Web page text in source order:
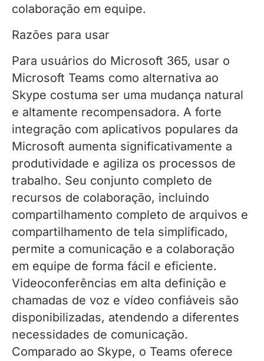
colaboração em equipe.
Razões para usar
Para usuários do Microsoft 365, usar o
Microsoft Teams como alternativa ao
Skype costuma ser uma mudança natural
e altamente recompensadora. A forte
integração com aplicativos populares da
Microsoft aumenta significativamente a
produtividade e agiliza os processos de
trabalho. Seu conjunto completo de
recursos de colaboração, incluindo
compartilhamento completo de arquivos e
compartilhamento de tela simplificado,
permite a comunicação e a colaboração
em equipe de forma fácil e eficiente.
Videoconferências em alta definição e
chamadas de voz e vídeo confiáveis ​​são
disponibilizadas, atendendo a diferentes
necessidades de comunicação.
Comparado ao Skype, o Teams oferece